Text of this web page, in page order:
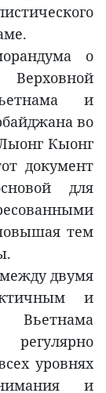
о
и
во
Кыонг
документ
для
тем
двумя
и
уровнях
и